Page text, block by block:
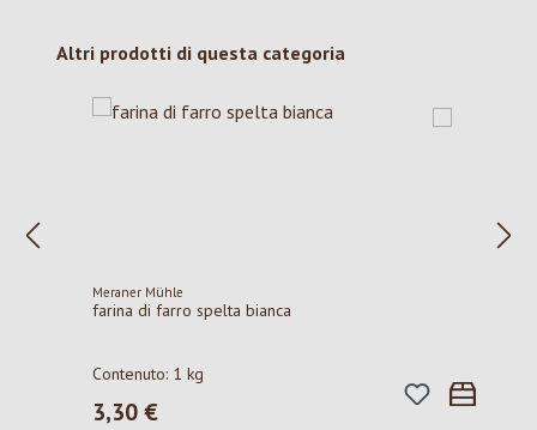
Salta la galleria dei prodotti
Altri prodotti di questa categoria
Meraner Mühle
farina di farro spelta bianca
Contenuto: 1 kg
Prezzo normale:
3,30 €